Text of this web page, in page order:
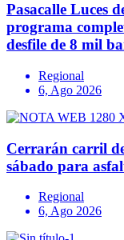
Pasacalle Luces
programa
desfile de 8 mil
Regional
6, Ago 2026
Cerrarán carril
sábado para
Regional
6, Ago 2026